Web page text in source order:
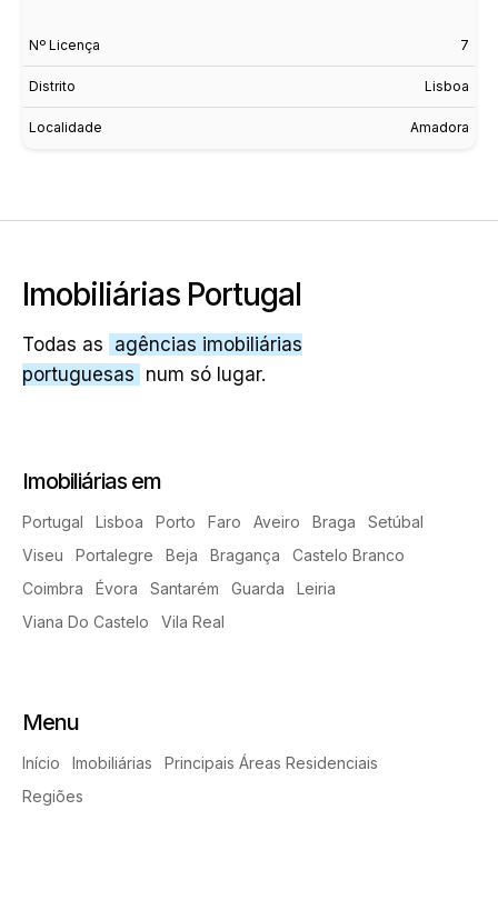
Nº Licença 7
Distrito Lisboa
Localidade Amadora
Imobiliárias Portugal
Todas as agências imobiliárias
portuguesas num só lugar.
Imobiliárias em
Portugal Lisboa Porto Faro Aveiro Braga
Setúbal
Viseu
Portalegre Beja Bragança
Castelo Branco
Coimbra
Évora Santarém Guarda
Leiria
Viana Do Castelo
Vila Real
Menu
Início Imobiliárias
Principais Áreas Residenciais
Regiões